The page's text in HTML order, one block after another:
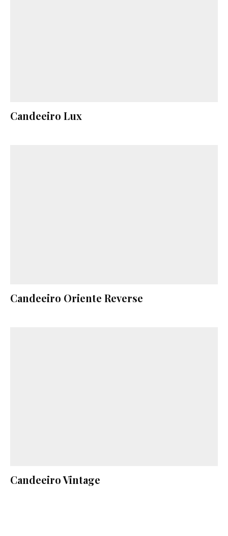
Candeeiro Lux
Candeeiro Oriente Reverse
Candeeiro Vintage